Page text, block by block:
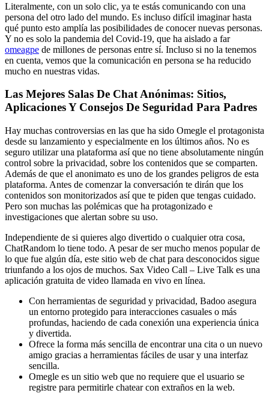
Literalmente, con un solo clic, ya te estás comunicando con una
persona del otro lado del mundo. Es incluso difícil imaginar hasta
qué punto esto amplía las posibilidades de conocer nuevas personas.
Y no es solo la pandemia del Covid-19, que ha aislado a far
omeagpe de millones de personas entre sí. Incluso si no la tenemos
en cuenta, vemos que la comunicación en persona se ha reducido
mucho en nuestras vidas.
Las Mejores Salas De Chat Anónimas: Sitios,
Aplicaciones Y Consejos De Seguridad Para Padres
Hay muchas controversias en las que ha sido Omegle el protagonista
desde su lanzamiento y especialmente en los últimos años. No es
seguro utilizar una plataforma así que no tiene absolutamente ningún
control sobre la privacidad, sobre los contenidos que se comparten.
Además de que el anonimato es uno de los grandes peligros de esta
plataforma. Antes de comenzar la conversación te dirán que los
contenidos son monitorizados así que te piden que tengas cuidado.
Pero son muchas las polémicas que ha protagonizado e
investigaciones que alertan sobre su uso.
Independiente de si quieres algo divertido o cualquier otra cosa,
ChatRandom lo tiene todo. A pesar de ser mucho menos popular de
lo que fue algún día, este sitio web de chat para desconocidos sigue
triunfando a los ojos de muchos. Sax Video Call – Live Talk es una
aplicación gratuita de video llamada en vivo en línea.
Con herramientas de seguridad y privacidad, Badoo asegura
un entorno protegido para interacciones casuales o más
profundas, haciendo de cada conexión una experiencia única
y divertida.
Ofrece la forma más sencilla de encontrar una cita o un nuevo
amigo gracias a herramientas fáciles de usar y una interfaz
sencilla.
Omegle es un sitio web que no requiere que el usuario se
registre para permitirle chatear con extraños en la web.